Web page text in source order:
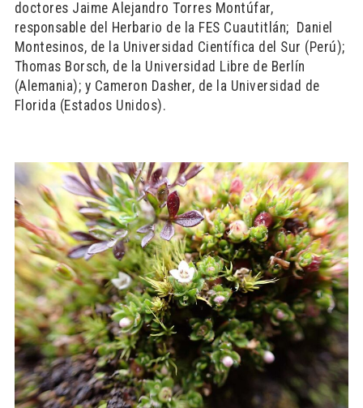
doctores Jaime Alejandro Torres Montúfar,
responsable del Herbario de la FES Cuautitlán; Daniel
Montesinos, de la Universidad Científica del Sur (Perú);
Thomas Borsch, de la Universidad Libre de Berlín
(Alemania); y Cameron Dasher, de la Universidad de
Florida (Estados Unidos).